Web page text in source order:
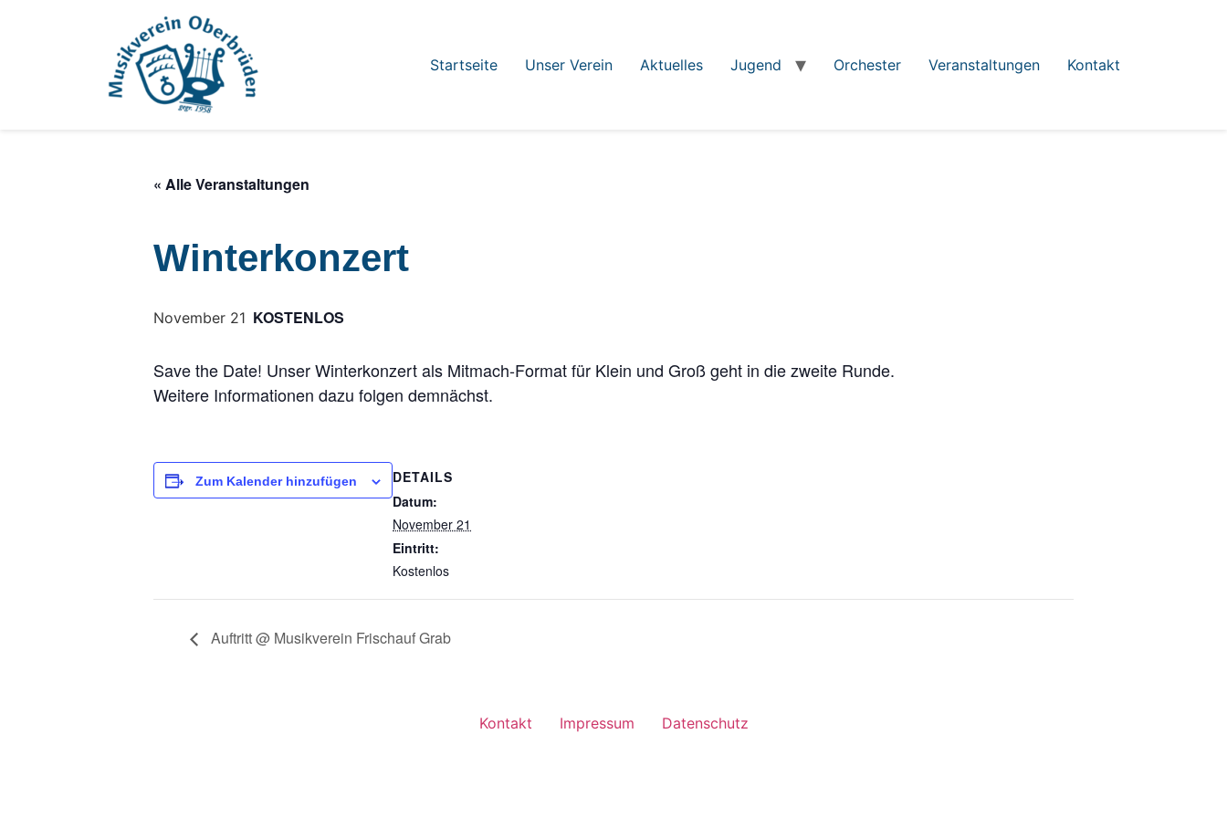
Startseite Unser Verein Aktuelles Jugend Orchester Veranstaltungen Kontakt
« Alle Veranstaltungen
Winterkonzert
November 21 KOSTENLOS
Save the Date! Unser Winterkonzert als Mitmach-Format für Klein und Groß geht in die zweite Runde.
Weitere Informationen dazu folgen demnächst.
Zum Kalender hinzufügen
DETAILS
Datum:
November 21
Eintritt:
Kostenlos
Auftritt @ Musikverein Frischauf Grab
Kontakt Impressum Datenschutz